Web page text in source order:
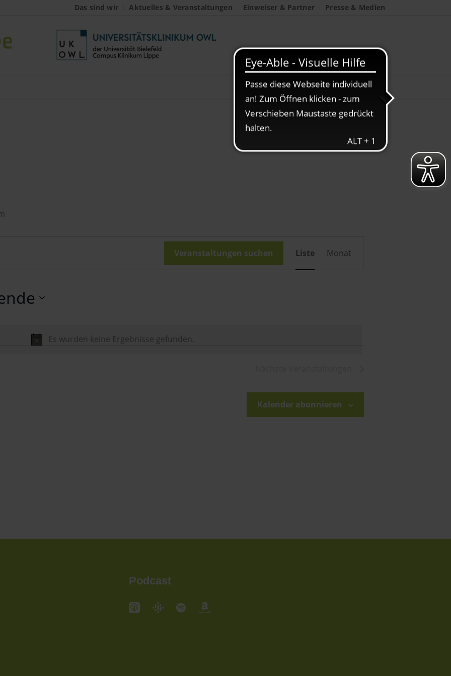
Das sind wir Aktuelles & Veranstaltungen Einweiser & Partner Presse & Medien
Hinweis
Es wurden keine Ergebnisse gefunden.
Veranstaltungen suchen
Ansichten-
Liste Monat
Kalender abonnieren
Podcast